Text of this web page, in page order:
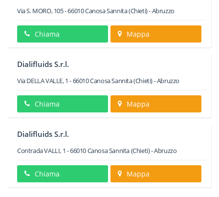
Via S. MORO, 105-66010Canosa Sannita(Chieti) -Abruzzo
Chiama Mappa
Dialifluids S.r.l.
Via DELLA VALLE, 1 -66010Canosa Sannita(Chieti) -Abruzzo
Chiama Mappa
Dialifluids S.r.l.
Contrada VALLI, 1 -66010Canosa Sannita(Chieti) -Abruzzo
Chiama Mappa